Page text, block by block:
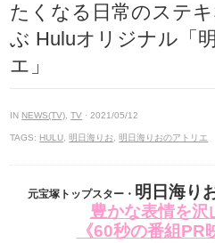
たくなる日常のステ
ぶ Huluオリジナル「
エ」
IN NEWS(TV) ,TV · 2021/05/12
TAGS: HULU 明日海りお 明日海りおのアトリエ
元宝塚トップスター・ 明日海り
豊かな表情を沢
《60秒の番組PR